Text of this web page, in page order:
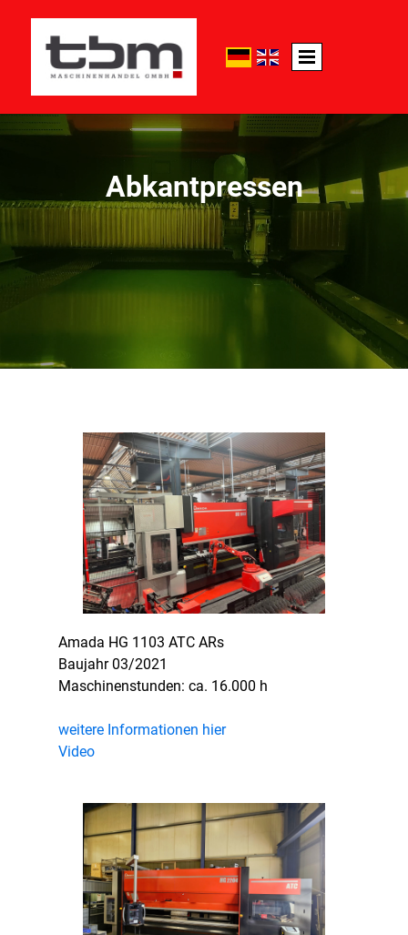
Abkantpressen
Amada HG 1103 ATC ARs
Baujahr 03/2021
Maschinenstunden: ca. 16.000 h
weitere Informationen hier
Video